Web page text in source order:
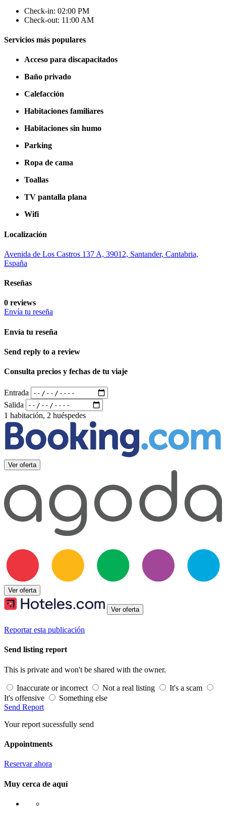
Check-in: 02:00 PM
Check-out: 11:00 AM
Servicios más populares
Acceso para discapacitados
Baño privado
Calefacción
Habitaciones familiares
Habitaciones sin humo
Parking
Ropa de cama
Toallas
TV pantalla plana
Wifi
Localización
Avenida de Los Castros 137 A, 39012, Santander, Cantabria,
España
Reseñas
0 reviews
Envía tu reseña
Envía tu reseña
Send reply to a review
Consulta precios y fechas de tu viaje
Entrada
Salida
1 habitación, 2 huéspedes
Ver oferta
Ver oferta
Ver oferta
Reportar esta publicación
Send listing report
This is private and won't be shared with the owner.
Inaccurate or incorrect Not a real listing
It's a scam
It's offensive
Something else
Send Report
Your report sucessfully send
Appointments
Reservar ahora
Muy cerca de aquí